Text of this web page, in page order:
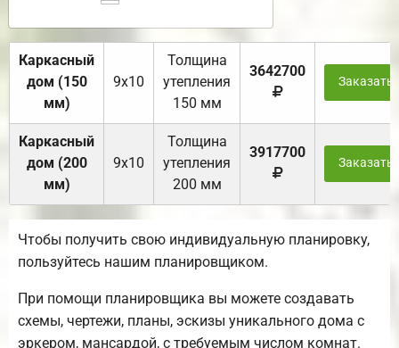
Каркасный
дом (150
мм)
9х10
Толщина
утепления
150 мм
3642700
Заказать
Каркасный
дом (200
мм)
9х10
Толщина
утепления
200 мм
3917700
Заказать
Чтобы получить свою индивидуальную планировку,
пользуйтесь нашим планировщиком.
При помощи планировщика вы можете создавать
схемы, чертежи, планы, эскизы уникального дома с
эркером, мансардой, с требуемым числом комнат.